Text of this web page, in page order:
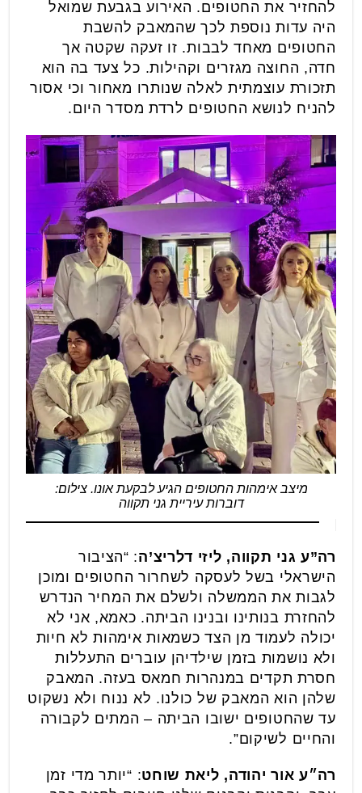
להחזיר את החטופים. האירוע בגבעת שמואל
היה עדות נוספת לכך שהמאבק להשבת
החטופים מאחד לבבות. זו זעקה שקטה אך
חדה, החוצה מגזרים וקהילות. כל צעד בה הוא
תזכורת עוצמתית לאלה שנותרו מאחור וכי אסור
להניח לנושא החטופים לרדת מסדר היום.
מיצב אימהות החטופים הגיע לבקעת אונו. צילום:
דוברות עיריית גני תקווה
רה”ע גני תקווה, ליזי דלריצ’ה: “הציבור
הישראלי בשל לעסקה לשחרור החטופים ומוכן
לגבות את הממשלה ולשלם את המחיר הנדרש
להחזרת בנותינו ובנינו הביתה. כאמא, אני לא
יכולה לעמוד מן הצד כשמאות אימהות לא חיות
ולא נושמות בזמן שילדיהן עוברים התעללות
חסרת תקדים במנהרות חמאס בעזה. המאבק
שלהן הוא המאבק של כולנו. לא ננוח ולא נשקוט
עד שהחטופים ישובו הביתה – המתים לקבורה
והחיים לשיקום”.
רה״ע אור יהודה, ליאת שוחט: “יותר מדי זמן